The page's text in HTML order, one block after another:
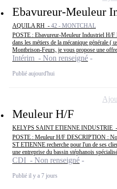
Ebavureur-Meuleur
AQUILA RH - 42 - MONTCHAL
POSTE : Ebavureur-Meuleur Industriel H/
dans les métiers de la mécanique générale (
Montbrison-Feurs, je vous propose une
Intérim - Non renseigné
Publié aujourd'hui
Meuleur H/F
KELYPS SAINT ETIENNE INDUSTRIE -
POSTE : Meuleur H/F DESCRIPTION :
ST ETIENNE recherche pour l'un de ses
une entreprise du bassin stéphanois
CDI - Non renseigné
Publié il y a 7 jours